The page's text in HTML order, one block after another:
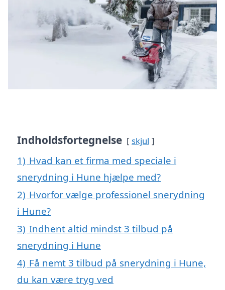
Indholdsfortegnelse skjul
1) Hvad kan et firma med speciale i
snerydning i Hune hjælpe med?
2) Hvorfor vælge professionel snerydning
i Hune?
3) Indhent altid mindst 3 tilbud på
snerydning i Hune
4) Få nemt 3 tilbud på snerydning i Hune,
du kan være tryg ved